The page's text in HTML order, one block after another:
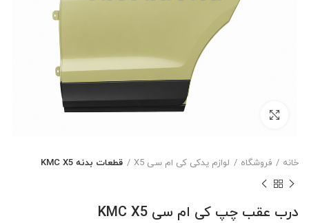
خانه فروشگاه لوازم یدکی کی ام سی X5 قطعات بدنه KMC X5
درب عقب چپ کی ام سی KMC X5